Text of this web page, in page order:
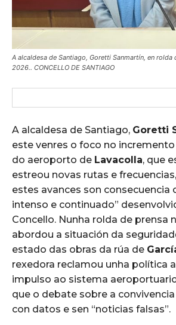
A alcaldesa de Santiago, Goretti Sanmartín, en rolda
2026.. CONCELLO DE SANTIAGO
A alcaldesa de Santiago, Goretti
este venres o foco no
do aeroporto de Lavacolla, que
estreou novas rutas e
estes avances son consecuencia
intenso e continuado”
Concello. Nunha rolda de prensa
abordou a situación da
estado das obras da rúa de
rexedora reclamou unha política
impulso ao sistema
que o debate sobre a
con datos e sen “noticias falsas”.